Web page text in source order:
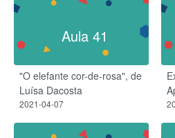
Aula 41
"O elefante cor-de-rosa", de
Luísa Dacosta
2021-04-07